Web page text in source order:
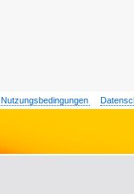
Nutzungsbedingungen